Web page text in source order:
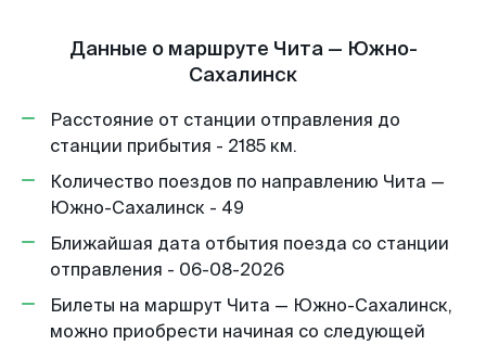
Данные о маршруте Чита — Южно-
Сахалинск
Расстояние от станции отправления до
станции прибытия - 2185 км.
Количество поездов по направлению Чита —
Южно-Сахалинск - 49
Ближайшая дата отбытия поезда со станции
отправления - 06-08-2026
Билеты на маршрут Чита — Южно-Сахалинск,
можно приобрести начиная со следующей